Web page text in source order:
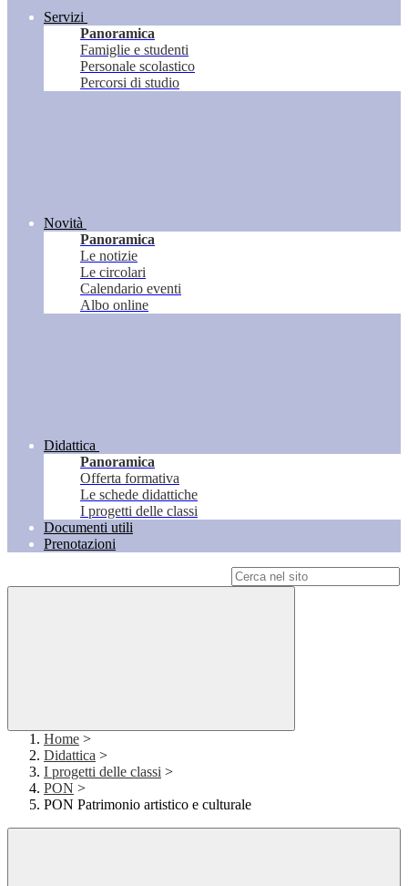
Servizi
Panoramica
Famiglie e studenti
Personale scolastico
Percorsi di studio
Novità
Panoramica
Le notizie
Le circolari
Calendario eventi
Albo online
Didattica
Panoramica
Offerta formativa
Le schede didattiche
I progetti delle classi
Documenti utili
Prenotazioni
Home >
Didattica >
I progetti delle classi >
PON >
PON Patrimonio artistico e culturale